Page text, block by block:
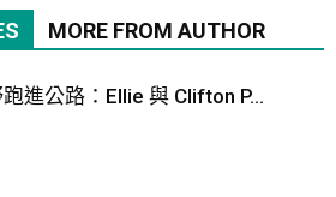
MORE FROM AUTHOR
進公路：Ellie 與 Clifton P...